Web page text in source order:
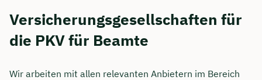
Versicherungsgesellschaften für
die PKV für Beamte
Wir arbeiten mit allen relevanten Anbietern im Bereich